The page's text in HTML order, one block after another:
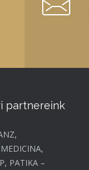
partnereink
PATIKA –